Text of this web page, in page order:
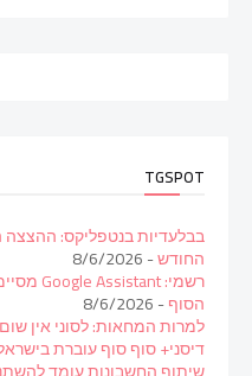
TGSPOT
החודש- 8/6/2026
הסוף- 8/6/2026
למרות המחאות: לסוני אין
דיסני+ סוף סוף עוברת